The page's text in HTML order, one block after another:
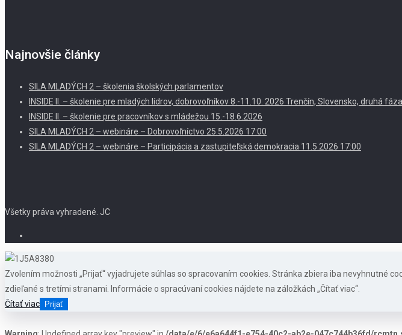
Najnovšie články
SILA MLADÝCH 2 – školenia školských parlamentov
INSIDE II. – školenie pre mladých lídrov, dobrovoľníkov 8.-11.10. 2026 Trenčín, Slovensko, druhá
INSIDE II. – školenie pre pracovníkov s mládežou 15.-18.6.2026
SILA MLADÝCH 2 – webináre – Dobrovoľníctvo 25.5.2026 17:00
SILA MLADÝCH 2 – webináre – Participácia a zastupiteľská demokracia 11.5.2026 17:00
Všetky práva vyhradené. JC
Zvolením možnosti „Prijať“ vyjadrujete súhlas so spracovaním cookies. Stránka zbiera iba nevyhnutné
zdieľané s tretími stranami. Informácie o spracúvaní cookies nájdete na záložkách „Čítať viac“.
Čítať viac
Prijať